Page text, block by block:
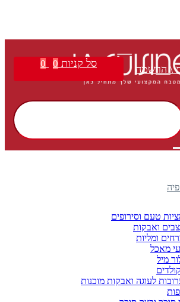
\ הרשמה סל קניות 0
0
טעם וסירופים
ואבקות
ומליות
מאכל
מיל
לעוגה ואבקות מוכנות